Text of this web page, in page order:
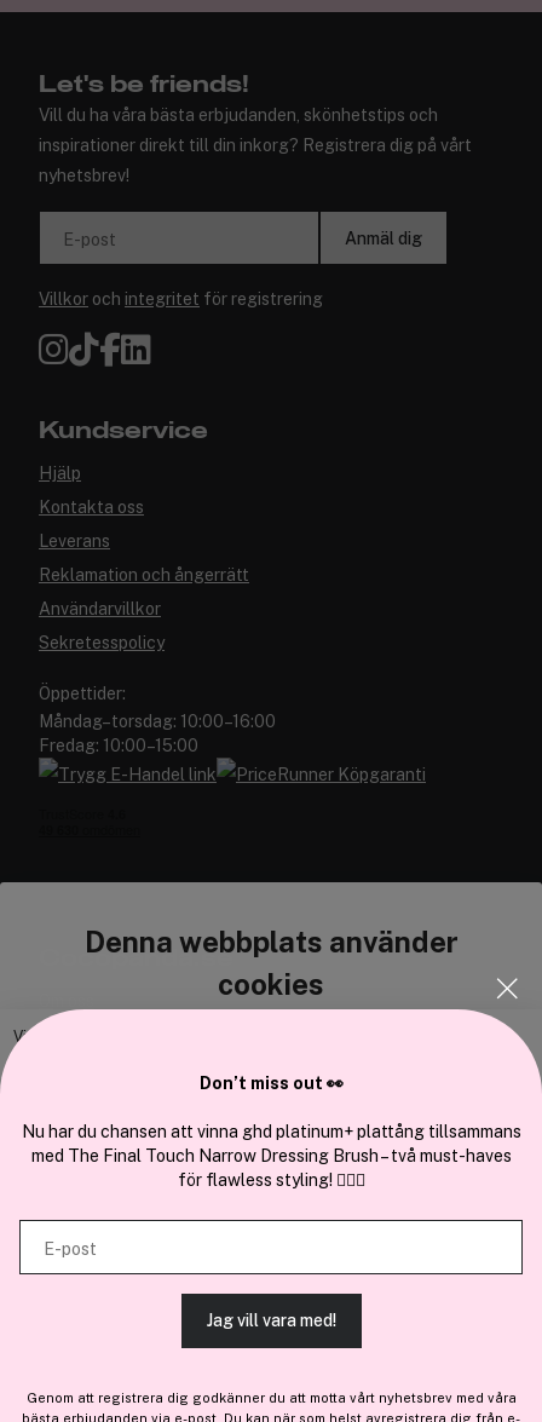
Denna webbplats använder
cookies
Vi använder enhetsidentifierare för att anpassa innehållet och
och annan information från din enhet till de sociala medier och annons-
och analysföretag som vi samarbetar med. Dessa kan i sin tur
kombinera informationen med annan information som du har
tillhandahållit eller som de har samlat in när du har använt deras
tjänster.
TILLÅT ALLA COOKIES
Let's be friends!
Vill du ha våra bästa erbjudanden, skönhetstips och
inspirationer direkt till din inkorg? Registrera dig på vårt
nyhetsbrev!
E-post Anmäl dig
Villkor och integritet för registrering
Kundservice
Hjälp
Kontakta oss
Leverans
Reklamation och ångerrätt
Användarvillkor
Sekretesspolicy
Öppettider:
Måndag–torsdag: 10:00–16:00
Fredag: 10:00–15:00
Cocopanda.se
En del avBrandsdal Group AS
Don’t miss out 👀
Nu har du chansen att vinna ghd platinum+ plattång tillsammans
med The Final Touch Narrow Dressing Brush – två must-haves
för flawless styling! 💇‍♀️✨
E-post
Jag vill vara med!
Genom att registrera dig godkänner du att motta vårt nyhetsbrev med våra
bästa erbjudanden via e-post. Du kan när som helst avregistrera dig från e-